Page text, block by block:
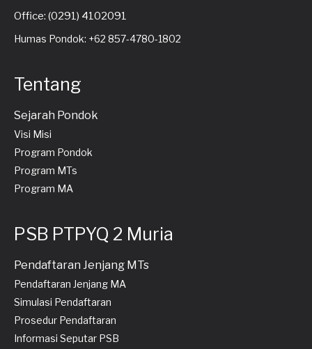
Office: (0291) 4102091
Humas Pondok: +62 857-4780-1802
Tentang
Sejarah Pondok
Visi Misi
Program Pondok
Program MTs
Program MA
PSB PTPYQ 2 Muria
Pendaftaran Jenjang MTs
Pendaftaran Jenjang MA
Simulasi Pendaftaran
Prosedur Pendaftaran
Informasi Seputar PSB